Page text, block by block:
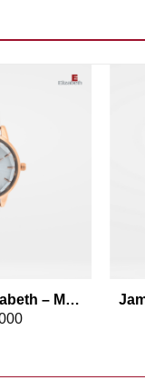
Jam Tangan Elizabeth – Mesh Strap 2203-0568